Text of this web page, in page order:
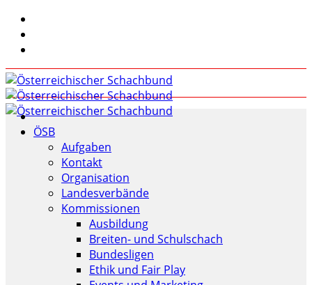
ÖSB
Aufgaben
Kontakt
Organisation
Landesverbände
Kommissionen
Ausbildung
Breiten- und Schulschach
Bundesligen
Ethik und Fair Play